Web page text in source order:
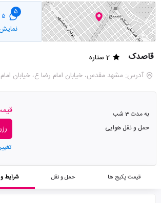
5
5 /
قاصدک
2 ستاره
آدرس: مشهد مقدس، خیابان امام رضا ع، خیابان امام
به مدت 3 شب
حمل و نقل هوایی
قیمت پکیج ها حمل و نقل شرایط